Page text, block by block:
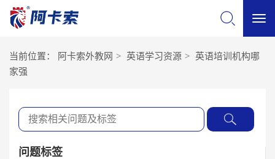
当前位置： 阿卡索外教网 > 英语学习资源 > 英语培训机构哪
家强
问题标签